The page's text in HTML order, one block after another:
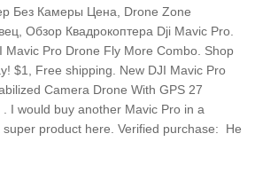
Без Камеры Цена, Drone Zone
Обзор Квадрокоптера Dji Mavic Pro.
Mavic Pro Drone Fly More Combo. Shop
$1, Free shipping. New DJI Mavic Pro
Camera Drone With GPS 27
. I would buy another Mavic Pro in a
super product here. Verified purchase: Не